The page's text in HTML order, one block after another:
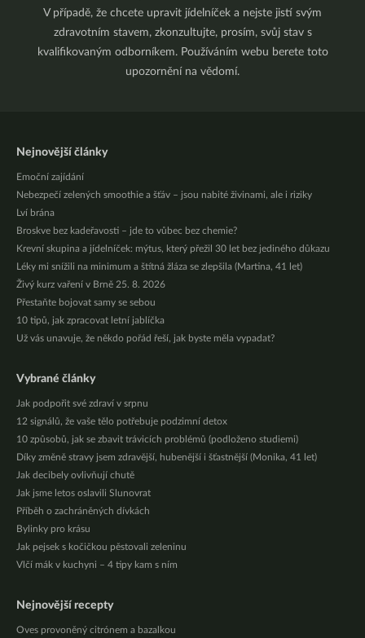
V případě, že chcete upravit jídelníček a nejste jistí svým
zdravotním stavem, zkonzultujte, prosím, svůj stav s
kvalifikovaným odborníkem. Používáním webu berete toto
upozornění na vědomí.
Nejnovější články
Emoční zajídání
Nebezpečí zelených smoothie a šťáv – jsou nabité živinami, ale i riziky
Lví brána
Broskve bez kadeřavosti – jde to vůbec bez chemie?
Krevní skupina a jídelníček: mýtus, který přežil 30 let bez jediného důkazu
Léky mi snížili na minimum a štítná žláza se zlepšila (Martina, 41 let)
Živý kurz vaření v Brně 25. 8. 2026
Přestaňte bojovat samy se sebou
10 tipů, jak zpracovat letní jablíčka
Už vás unavuje, že někdo pořád řeší, jak byste měla vypadat?
Vybrané články
Jak podpořit své zdraví v srpnu
12 signálů, že vaše tělo potřebuje podzimní detox
10 způsobů, jak se zbavit trávicích problémů (podloženo studiemi)
Díky změně stravy jsem zdravější, hubenější i šťastnější (Monika, 41 let)
Jak decibely ovlivňují chutě
Jak jsme letos oslavili Slunovrat
Příběh o zachráněných dívkách
Bylinky pro krásu
Jak pejsek s kočičkou pěstovali zeleninu
Vlčí mák v kuchyni – 4 tipy kam s ním
Nejnovější recepty
Oves provoněný citrónem a bazalkou